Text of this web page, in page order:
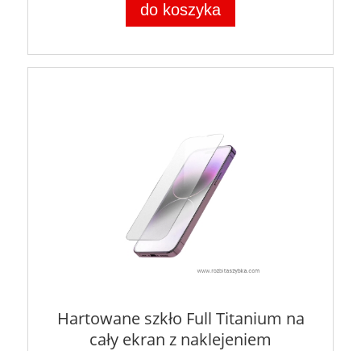
do koszyka
Hartowane szkło Full Titanium na
cały ekran z naklejeniem